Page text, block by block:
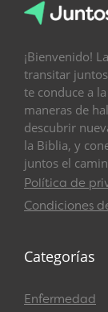
¡Bienvenido!
transitar
te conduce a
maneras de
descubrir
la Biblia, y
juntos el
Política de
Condiciones
Categorías
Enfermedad